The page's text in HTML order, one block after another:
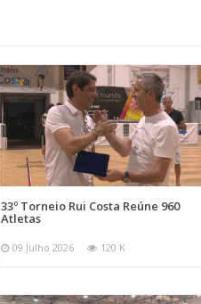
33º Torneio Rui Costa Reúne 960
Atletas
09 Julho 2026 120 K